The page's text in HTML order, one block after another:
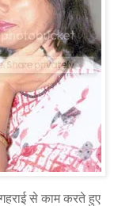
से काम करते हुए